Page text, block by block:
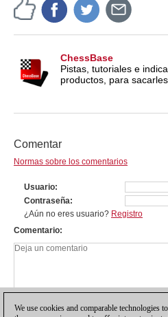
ChessBase
Pistas, tutoriales e
productos, para
Comentar
Normas sobre los comentarios
Usuario
Contraseña
¿Aún no eres usuario? Registro
Comentario
We use cookies and comparable technologies